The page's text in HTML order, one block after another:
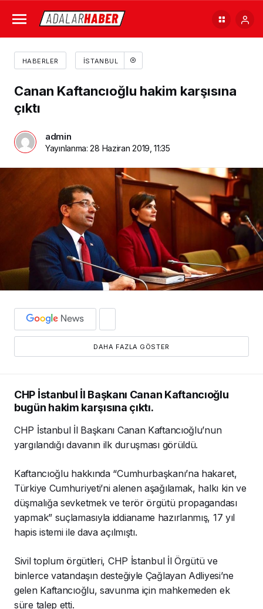
HABERLER İSTANBUL
Canan Kaftancıoğlu hakim karşısına
çıktı
admin
Yayınlanma:28 Haziran 2019, 11:35
DAHA FAZLA GÖSTER
CHP İstanbul İl Başkanı Canan Kaftancıoğlu
bugün hakim karşısına çıktı.
CHP İstanbul İl Başkanı Canan Kaftancıoğlu’nun
yargılandığı davanın ilk duruşması görüldü.
Kaftancıoğlu hakkında “Cumhurbaşkanı’na hakaret,
Türkiye Cumhuriyeti’ni alenen aşağılamak, halkı kin ve
düşmalığa sevketmek ve terör örgütü propagandası
yapmak” suçlamasıyla iddianame hazırlanmış, 17 yıl
hapis istemi ile dava açılmıştı.
Sivil toplum örgütleri, CHP İstanbul İl Örgütü ve
binlerce vatandaşın desteğiyle Çağlayan Adliyesi’ne
gelen Kaftancıoğlu, savunma için mahkemeden ek
süre talep etti.